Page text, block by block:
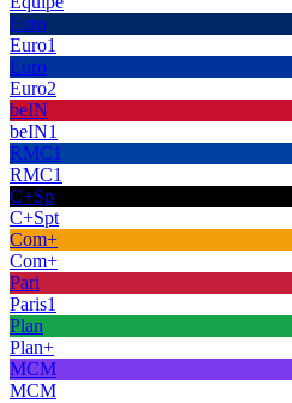
Euro
Euro1
Euro
Euro2
beIN
beIN1
RMC1
RMC1
C+Sp
C+Spt
Com+
Com+
Pari
Paris1
Plan
Plan+
MCM
MCM